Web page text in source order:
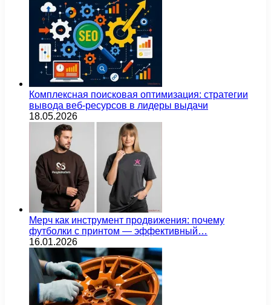
Комплексная поисковая оптимизация: стратегии
вывода веб-ресурсов в лидеры выдачи
18.05.2026
Мерч как инструмент продвижения: почему
футболки с принтом — эффективный…
16.01.2026